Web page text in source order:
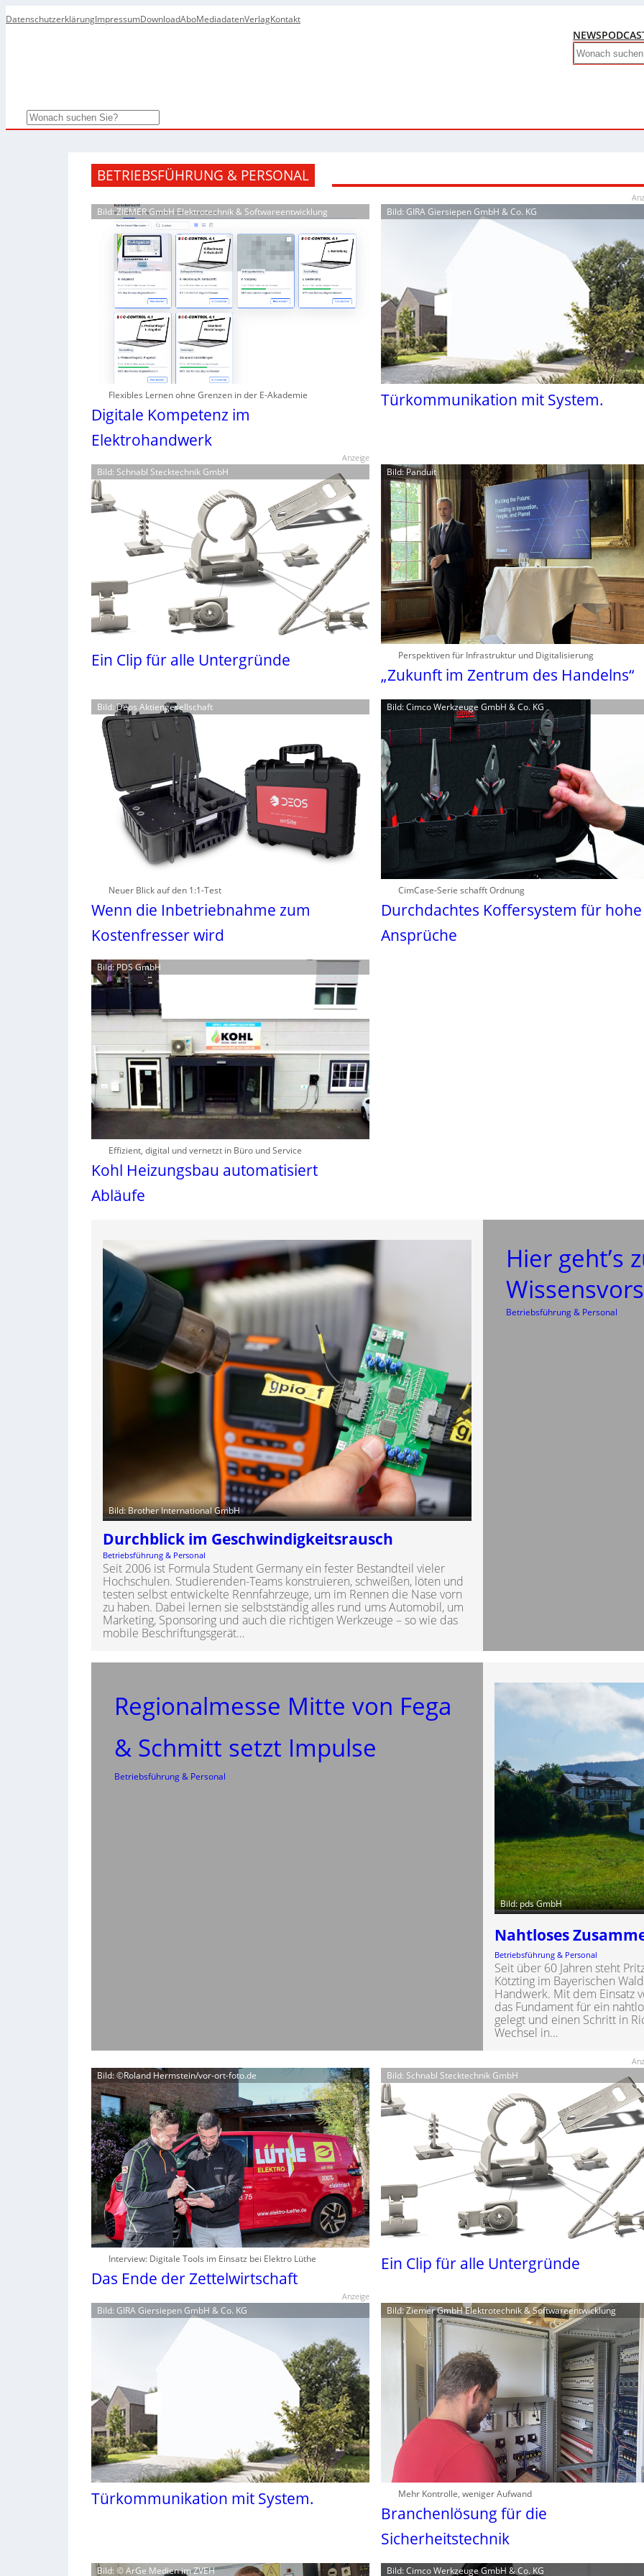
DatenschutzerklärungImpressumDownloadAboMediadatenVerlagKontakt
NEWS
Search
Search
BETRIEBSFÜHRUNG & PERSONAL
Bild: ZIEMER GmbH Elektrotechnik & Softwareentwicklung
Flexibles Lernen ohne Grenzen in der E-Akademie
Digitale Kompetenz im
Elektrohandwerk
Bild: GIRA Giersiepen GmbH & Co. KG
Türkommunikation mit System.
Anzeige
Bild: Schnabl Stecktechnik GmbH
Ein Clip für alle Untergründe
Bild: Panduit
Perspektiven für Infrastruktur und Digitalisierung
„Zukunft im Zentrum des Handelns“
Bild: Deos Aktiengesellschaft
Neuer Blick auf den 1:1-Test
Wenn die Inbetriebnahme zum
Kostenfresser wird
Bild: Cimco Werkzeuge GmbH & Co. KG
CimCase-Serie schafft Ordnung
Durchdachtes Koffersystem für hohe
Ansprüche
Bild: PDS GmbH
Effizient, digital und vernetzt in Büro und Service
Kohl Heizungsbau automatisiert
Abläufe
Bild: Brother International GmbH
Durchblick im Geschwindigkeitsrausch
Betriebsführung & Personal
Seit 2006 ist Formula Student Germany ein fester Bestandteil vieler
Hochschulen. Studierenden-Teams konstruieren, schweißen, löten und
testen selbst entwickelte Rennfahrzeuge, um im Rennen die Nase vorn
zu haben. Dabei lernen sie selbstständig alles rund ums Automobil, um
Marketing, Sponsoring und auch die richtigen Werkzeuge – so wie das
mobile Beschriftungsgerät…
Hier geht’s
Betriebsführung & Personal
Regionalmesse Mitte von Fega
& Schmitt setzt Impulse
Betriebsführung & Personal
Bild: pds GmbH
Nahtloses
Betriebsführung & Personal
Seit über 60 Jahren steht
Kötzting im Bayerischen
Handwerk. Mit dem Einsatz
das Fundament für ein
gelegt und einen Schritt in
Wechsel in…
Bild: ©Roland Hermstein/vor-ort-foto.de
Interview: Digitale Tools im Einsatz bei Elektro Lüthe
Das Ende der Zettelwirtschaft
Bild: Schnabl Stecktechnik GmbH
Ein Clip für alle Untergründe
Anzeige
Bild: GIRA Giersiepen GmbH & Co. KG
Türkommunikation mit System.
Bild: Ziemer GmbH Elektrotechnik & Softwareentwicklung
Mehr Kontrolle, weniger Aufwand
Branchenlösung für die
Sicherheitstechnik
Bild: © ArGe Medien im ZVEH Bild: Cimco Werkzeuge GmbH & Co. KG